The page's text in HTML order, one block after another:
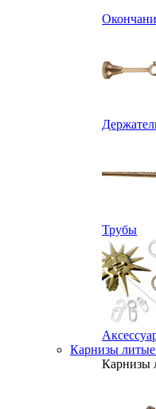
Трубы
Карнизы
Карнизы